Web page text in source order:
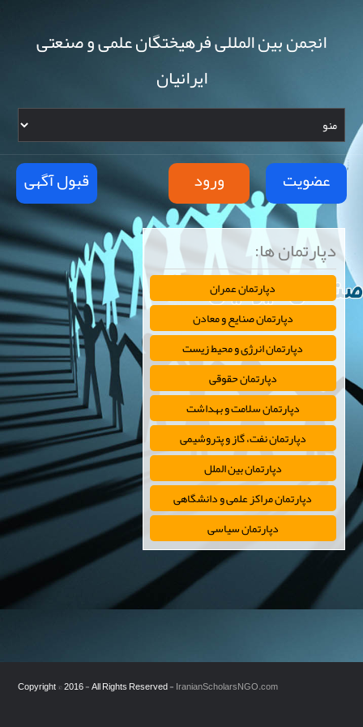
انجمن بین المللی فرهیختگان علمی و صنعتی
ایرانیان
عضویت قبول آگهی ورود
دپارتمان ها:
دپارتمان عمران
دپارتمان صنایع و معادن
دپارتمان انرژی و محیط زیست
دپارتمان حقوقی
دپارتمان سلامت و بهداشت
دپارتمان نفت، گاز و پتروشیمی
دپارتمان بین الملل
دپارتمان مراکز علمی و دانشگاهی
دپارتمان سیاسی
Copyright © 2016 - All Rights Reserved -IranianScholarsNGO.com